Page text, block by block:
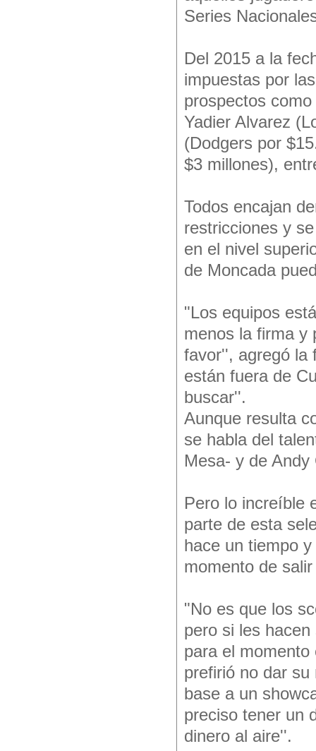
Series
Del 2015 a la
impuestas por
prospectos
Yadier Alvarez
(Dodgers por
$3 millones),
Todos encajan
restricciones y
en el nivel
de Moncada
"Los equipos
menos la firma y
favor'', agregó la
están fuera de
buscar''.
Aunque resulta
se habla del
Mesa- y de
Pero lo increíble
parte de esta
hace un tiempo
momento de
"No es que los
pero si les
para el
prefirió no dar
base a un
preciso tener un
dinero al aire''.